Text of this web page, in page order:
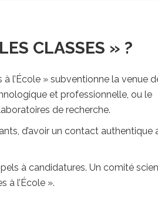
CLASSES » ?
l’École » subventionne la venue
et professionnelle, ou le
de recherche.
d’avoir un contact authentique
à candidatures. Un comité
à l’École ».